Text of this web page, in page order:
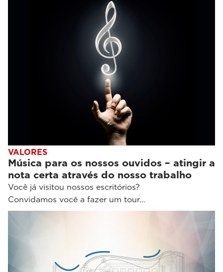
VALORES
Música para os nossos ouvidos – atingir a
nota certa através do nosso trabalho
Você já visitou nossos escritórios?
Convidamos você a fazer um tour…